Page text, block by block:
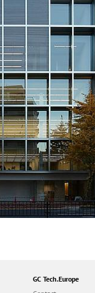
GC Tech.Europe